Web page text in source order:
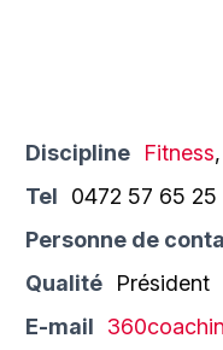
Discipline Fitness,
Tel
0472 57 65 25
Personne de
Qualité
Président
E-mail